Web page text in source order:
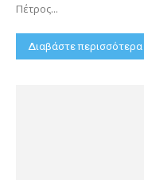
Πέτρος...
Διαβάστε περισσότερα